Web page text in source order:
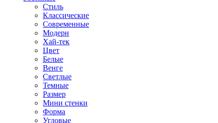
Стиль
Классические
Современные
Модерн
Хай-тек
Цвет
Белые
Венге
Светлые
Темные
Размер
Мини стенки
Форма
Угловые